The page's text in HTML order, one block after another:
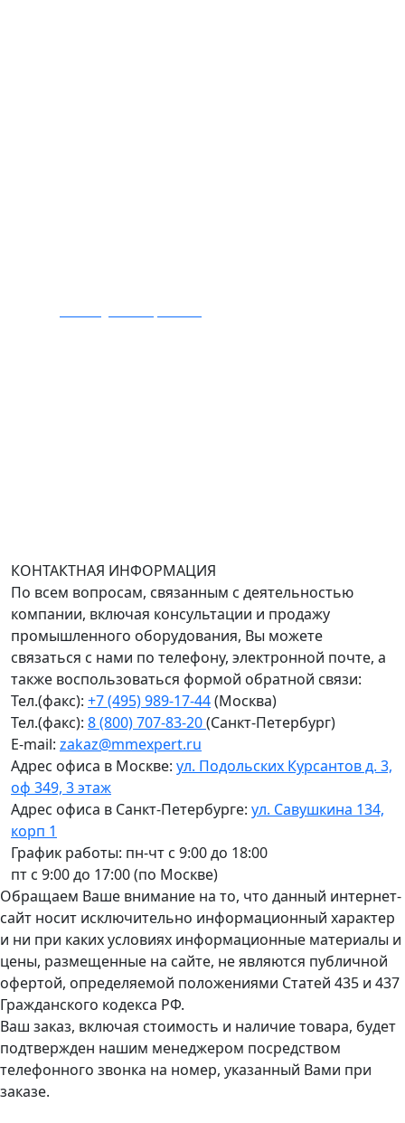
КОНТАКТНАЯ ИНФОРМАЦИЯ
По всем вопросам, связанным с деятельностью
компании, включая консультации и продажу
промышленного оборудования, Вы можете
связаться с нами по телефону, электронной почте, а
также воспользоваться формой обратной связи:
Тел.(факс): +7 (495) 989-17-44(Москва)
Тел.(факс): 8 (800) 707-83-20(Санкт-Петербург)
E-mail: zakaz@mmexpert.ru
Адрес офиса в Москве: ул. Подольских Курсантов д. 3,
оф 349, 3 этаж
Адрес офиса в Санкт-Петербурге: ул. Савушкина 134,
корп 1
График работы: пн-чт с 9:00 до 18:00
пт с 9:00 до 17:00 (по Москве)
Обращаем Ваше внимание на то, что данный интернет-
сайт носит исключительно информационный характер
и ни при каких условиях информационные материалы и
цены, размещенные на сайте, не являются публичной
офертой, определяемой положениями Статей 435 и 437
Гражданского кодекса РФ.
Ваш заказ, включая стоимость и наличие товара, будет
подтвержден нашим менеджером посредством
телефонного звонка на номер, указанный Вами при
заказе.